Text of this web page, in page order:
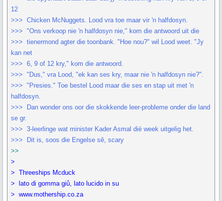
12
>>> Chicken McNuggets. Lood vra toe maar vir 'n halfdosyn.
>>> "Ons verkoop nie 'n halfdosyn nie," kom die antwoord uit die
>>> tienermond agter die toonbank. "Hoe nou?" wil Lood weet. "Jy
kan net
>>> 6, 9 of 12 kry," kom die antwoord.
>>> "Dus," vra Lood, "ek kan ses kry, maar nie 'n halfdosyn nie?".
>>> "Presies." Toe bestel Lood maar die ses en stap uit met 'n
halfdosyn.
>>> Dan wonder ons oor die skokkende leer-probleme onder die land
se gr.
>>> 3-leerlinge wat minister Kader Asmal dié week uitgelig het.
>>> Dit is, soos die Engelse sê, scary
>>
>
> Threeships Mcduck
> lato di gomma giů, lato lucido in su
> www.mothership.co.za